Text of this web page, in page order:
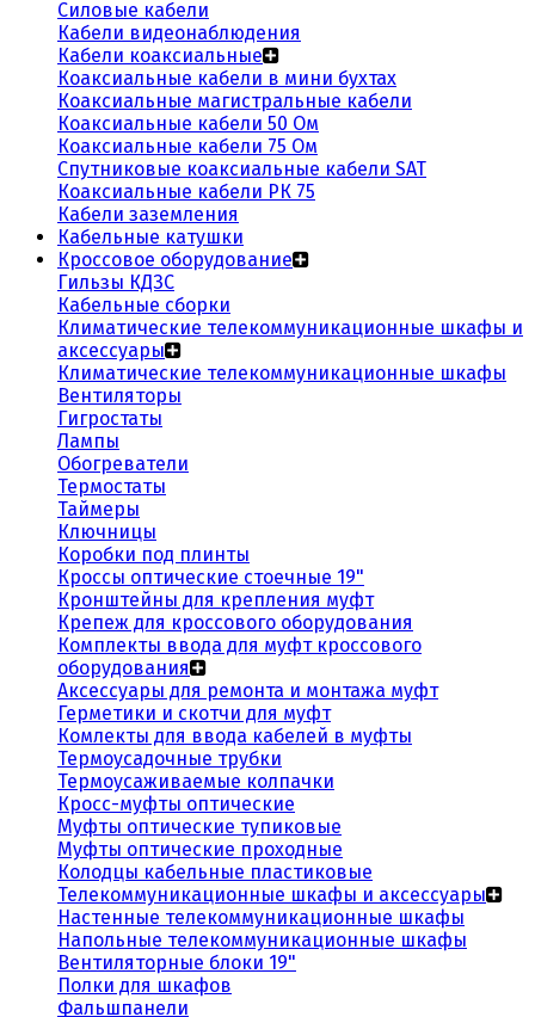
Силовые кабели
Кабели видеонаблюдения
Кабели коаксиальные
Коаксиальные кабели в мини бухтах
Коаксиальные магистральные кабели
Коаксиальные кабели 50 Ом
Коаксиальные кабели 75 Ом
Спутниковые коаксиальные кабели SAT
Коаксиальные кабели РК 75
Кабели заземления
Кабельные катушки
Кроссовое оборудование
Гильзы КДЗС
Кабельные сборки
Климатические телекоммуникационные шкафы и
аксессуары
Климатические телекоммуникационные шкафы
Вентиляторы
Гигростаты
Лампы
Обогреватели
Термостаты
Таймеры
Ключницы
Коробки под плинты
Кроссы оптические стоечные 19"
Кронштейны для крепления муфт
Крепеж для кроссового оборудования
Комплекты ввода для муфт кроссового
оборудования
Аксессуары для ремонта и монтажа муфт
Герметики и скотчи для муфт
Комлекты для ввода кабелей в муфты
Термоусадочные трубки
Термоусаживаемые колпачки
Кросс-муфты оптические
Муфты оптические тупиковые
Муфты оптические проходные
Колодцы кабельные пластиковые
Телекоммуникационные шкафы и аксессуары
Настенные телекоммуникационные шкафы
Напольные телекоммуникационные шкафы
Вентиляторные блоки 19"
Полки для шкафов
Фальшпанели